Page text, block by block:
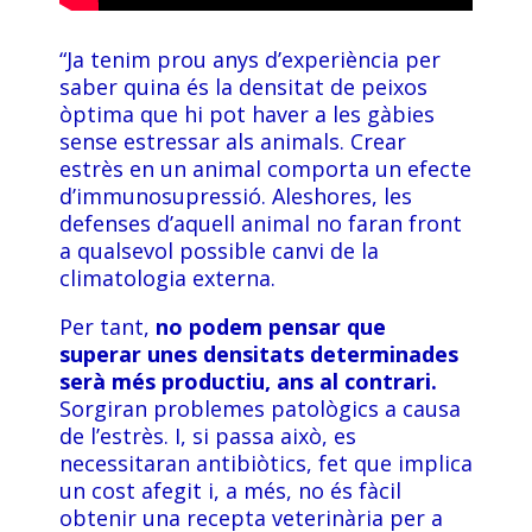
“Ja tenim prou anys d’experiència per
saber quina és la densitat de peixos
òptima que hi pot haver a les gàbies
sense estressar als animals. Crear
estrès en un animal comporta un efecte
d’immunosupressió. Aleshores, les
defenses d’aquell animal no faran front
a qualsevol possible canvi de la
climatologia externa.
Per tant, no podem pensar que
superar unes densitats determinades
serà més productiu, ans al contrari.
Sorgiran problemes patològics a causa
de l’estrès. I, si passa això, es
necessitaran antibiòtics, fet que implica
un cost afegit i, a més, no és fàcil
obtenir una recepta veterinària per a